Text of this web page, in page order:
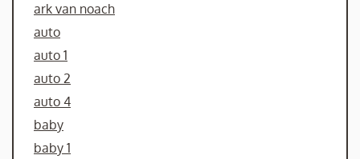
ark van noach
auto
auto 1
auto 2
auto 4
baby
baby 1